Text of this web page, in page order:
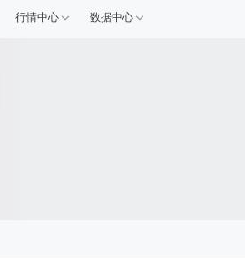
行情中心 数据中心